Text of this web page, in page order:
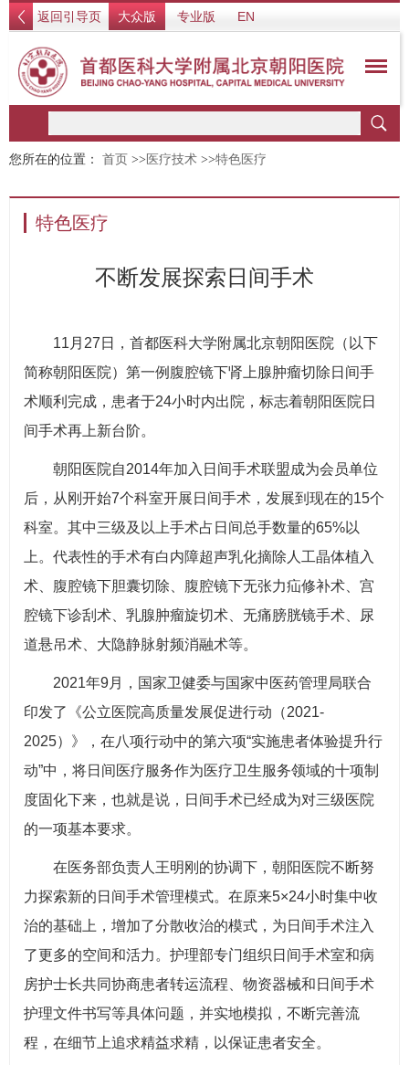
返回引导页 大众版 专业版 EN
您所在的位置： 首页 >> 医疗技术 >>特色医疗
特色医疗
不断发展探索日间手术
11月27日，首都医科大学附属北京朝阳医院（以下
简称朝阳医院）第一例腹腔镜下肾上腺肿瘤切除日间手
术顺利完成，患者于24小时内出院，标志着朝阳医院日
间手术再上新台阶。
朝阳医院自2014年加入日间手术联盟成为会员单位
后，从刚开始7个科室开展日间手术，发展到现在的15个
科室。其中三级及以上手术占日间总手数量的65%以
上。代表性的手术有白内障超声乳化摘除人工晶体植入
术、腹腔镜下胆囊切除、腹腔镜下无张力疝修补术、宫
腔镜下诊刮术、乳腺肿瘤旋切术、无痛膀胱镜手术、尿
道悬吊术、大隐静脉射频消融术等。
2021年9月，国家卫健委与国家中医药管理局联合
印发了《公立医院高质量发展促进行动（2021-
2025）》，在八项行动中的第六项“实施患者体验提升行
动”中，将日间医疗服务作为医疗卫生服务领域的十项制
度固化下来，也就是说，日间手术已经成为对三级医院
的一项基本要求。
在医务部负责人王明刚的协调下，朝阳医院不断努
力探索新的日间手术管理模式。在原来5×24小时集中收
治的基础上，增加了分散收治的模式，为日间手术注入
了更多的空间和活力。护理部专门组织日间手术室和病
房护士长共同协商患者转运流程、物资器械和日间手术
护理文件书写等具体问题，并实地模拟，不断完善流
程，在细节上追求精益求精，以保证患者安全。